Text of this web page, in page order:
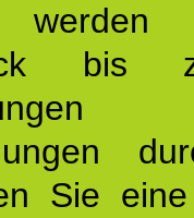
bis
Sie